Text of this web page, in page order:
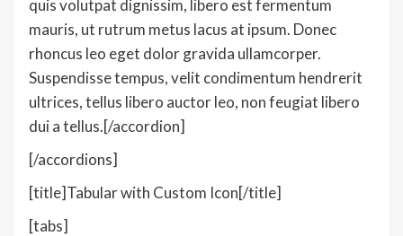
quis volutpat dignissim, libero est fermentum
mauris, ut rutrum metus lacus at ipsum. Donec
rhoncus leo eget dolor gravida ullamcorper.
Suspendisse tempus, velit condimentum hendrerit
ultrices, tellus libero auctor leo, non feugiat libero
dui a tellus.[/accordion]
[/accordions]
[title]Tabular with Custom Icon[/title]
[tabs]